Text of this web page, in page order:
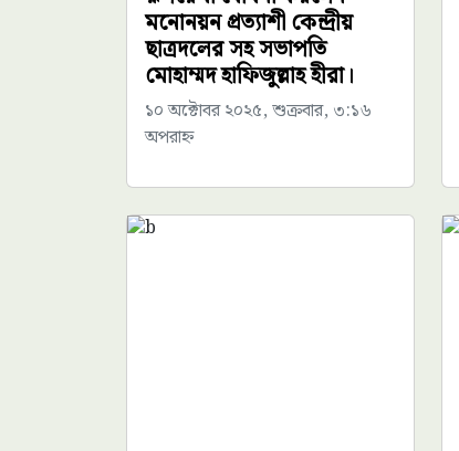
মনোনয়ন প্রত্যাশী কেন্দ্রীয়
ছাত্রদলের সহ সভাপতি
মোহাম্মদ হাফিজুল্লাহ হীরা।
১০ অক্টোবর ২০২৫, শুক্রবার, ৩:১৬
অপরাহ্ন